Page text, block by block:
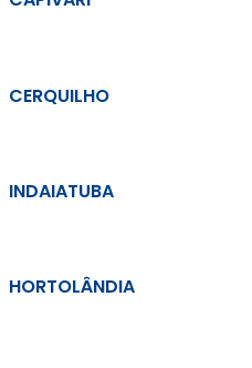
CERQUILHO
INDAIATUBA
HORTOLÂNDIA